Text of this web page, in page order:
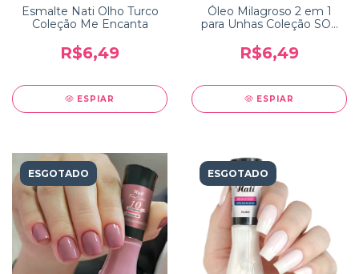
Esmalte Nati Olho Turco
Coleção Me Encanta
R$6,49
ESPIAR
Óleo Milagroso 2 em 1
para Unhas Coleção SOS
R$6,49
ESPIAR
ESGOTADO ESGOTADO